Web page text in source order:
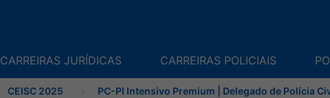
CARREIRAS JURÍDICAS CARREIRAS POLICIAIS
CEISC 2025 PC-PI Intensivo Premium | Delegado de Polícia